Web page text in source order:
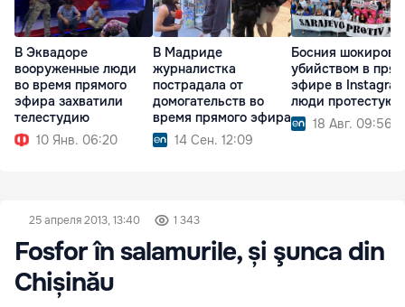
В Эквадоре
вооруженные люди
во время прямого
эфира захватили
телестудию
10 Янв. 06:20
В Мадриде
журналистка
пострадала от
домогательств во
время прямого эфира
14 Сен. 12:09
Босния
убийством в
эфире в
люди протестуют
18 Авг. 09:56
25 апреля 2013, 13:40 1 343
Fosfor în salamurile, și şunca din
Chișinău